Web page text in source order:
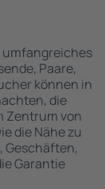
umfangreiches
Paare,
können in
die
Zentrum von
die Nähe zu
Geschäften,
Garantie